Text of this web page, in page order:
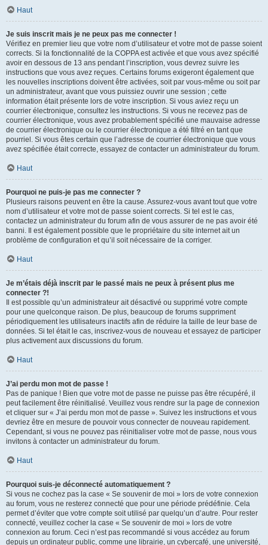
Haut
Je suis inscrit mais je ne peux pas me connecter !
Vérifiez en premier lieu que votre nom d’utilisateur et votre mot de passe soient
corrects. Si la fonctionnalité de la COPPA est activée et que vous avez spécifié
avoir en dessous de 13 ans pendant l’inscription, vous devrez suivre les
instructions que vous avez reçues. Certains forums exigeront également que
les nouvelles inscriptions doivent être activées, soit par vous-même ou soit par
un administrateur, avant que vous puissiez ouvrir une session ; cette
information était présente lors de votre inscription. Si vous aviez reçu un
courrier électronique, consultez les instructions. Si vous ne recevez pas de
courrier électronique, vous avez probablement spécifié une mauvaise adresse
de courrier électronique ou le courrier électronique a été filtré en tant que
pourriel. Si vous êtes certain que l’adresse de courrier électronique que vous
avez spécifiée était correcte, essayez de contacter un administrateur du forum.
Haut
Pourquoi ne puis-je pas me connecter ?
Plusieurs raisons peuvent en être la cause. Assurez-vous avant tout que votre
nom d’utilisateur et votre mot de passe soient corrects. Si tel est le cas,
contactez un administrateur du forum afin de vous assurer de ne pas avoir été
banni. Il est également possible que le propriétaire du site internet ait un
problème de configuration et qu’il soit nécessaire de la corriger.
Haut
Je m’étais déjà inscrit par le passé mais ne peux à présent plus me
connecter ?!
Il est possible qu’un administrateur ait désactivé ou supprimé votre compte
pour une quelconque raison. De plus, beaucoup de forums suppriment
périodiquement les utilisateurs inactifs afin de réduire la taille de leur base de
données. Si tel était le cas, inscrivez-vous de nouveau et essayez de participer
plus activement aux discussions du forum.
Haut
J’ai perdu mon mot de passe !
Pas de panique ! Bien que votre mot de passe ne puisse pas être récupéré, il
peut facilement être réinitialisé. Veuillez vous rendre sur la page de connexion
et cliquer sur « J’ai perdu mon mot de passe ». Suivez les instructions et vous
devriez être en mesure de pouvoir vous connecter de nouveau rapidement.
Cependant, si vous ne pouvez pas réinitialiser votre mot de passe, nous vous
invitons à contacter un administrateur du forum.
Haut
Pourquoi suis-je déconnecté automatiquement ?
Si vous ne cochez pas la case « Se souvenir de moi » lors de votre connexion
au forum, vous ne resterez connecté que pour une période prédéfinie. Cela
permet d’éviter que votre compte soit utilisé par quelqu’un d’autre. Pour rester
connecté, veuillez cocher la case « Se souvenir de moi » lors de votre
connexion au forum. Ceci n’est pas recommandé si vous accédez au forum
depuis un ordinateur public, comme une librairie, un cybercafé, une université,